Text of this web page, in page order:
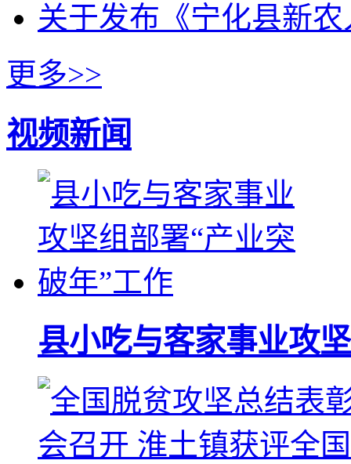
关于发布《宁化县新
更多>>
视频新闻
县小吃与客家事业攻